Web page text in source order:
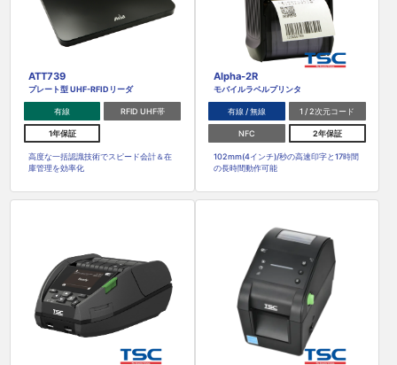
ATT739
プレート型 UHF-RFIDリーダ
有線 RFID UHF帯
1年保証
高度な一括認識技術でスピード会計＆在
庫管理を効率化
Alpha-2R
モバイルラベルプリンタ
有線 / 無線 1 / 2次元コード
NFC 2年保証
102mm(4インチ)/秒の高速印字と17時間
の長時間動作可能